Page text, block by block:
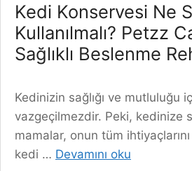
Kedi Konservesi Ne
Kullanılmalı? Petzz
Sağlıklı Beslenme
Kedinizin sağlığı ve mutluluğu
vazgeçilmezdir. Peki, kedinize
mamalar, onun tüm ihtiyaçlarını
kedi … Devamını oku